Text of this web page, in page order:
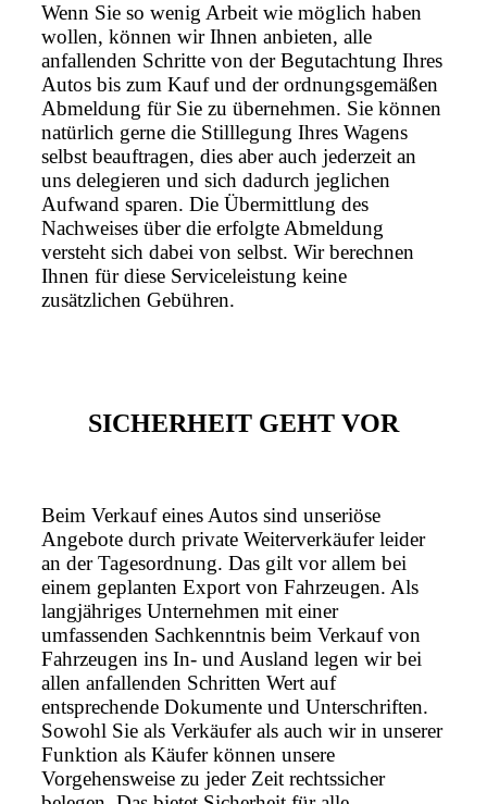
Wenn Sie so wenig Arbeit wie möglich haben
wollen, können wir Ihnen anbieten, alle
anfallenden Schritte von der Begutachtung Ihres
Autos bis zum Kauf und der ordnungsgemäßen
Abmeldung für Sie zu übernehmen. Sie können
natürlich gerne die Stilllegung Ihres Wagens
selbst beauftragen, dies aber auch jederzeit an
uns delegieren und sich dadurch jeglichen
Aufwand sparen. Die Übermittlung des
Nachweises über die erfolgte Abmeldung
versteht sich dabei von selbst. Wir berechnen
Ihnen für diese Serviceleistung keine
zusätzlichen Gebühren.
SICHERHEIT GEHT VOR
Beim Verkauf eines Autos sind unseriöse
Angebote durch private Weiterverkäufer leider
an der Tagesordnung. Das gilt vor allem bei
einem geplanten Export von Fahrzeugen. Als
langjähriges Unternehmen mit einer
umfassenden Sachkenntnis beim Verkauf von
Fahrzeugen ins In- und Ausland legen wir bei
allen anfallenden Schritten Wert auf
entsprechende Dokumente und Unterschriften.
Sowohl Sie als Verkäufer als auch wir in unserer
Funktion als Käufer können unsere
Vorgehensweise zu jeder Zeit rechtssicher